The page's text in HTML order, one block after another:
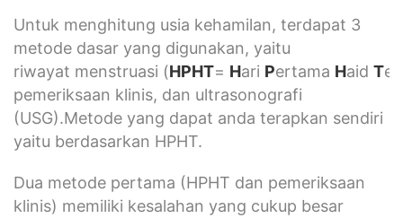
Untuk menghitung usia kehamilan, terdapat 3
metode dasar yang digunakan, yaitu
riwayat menstruasi (HPHT= Hari Pertama Haid T
pemeriksaan klinis, dan ultrasonografi
(USG).Metode yang dapat anda terapkan sendiri
yaitu berdasarkan HPHT.
Dua metode pertama (HPHT dan pemeriksaan
klinis) memiliki kesalahan yang cukup besar